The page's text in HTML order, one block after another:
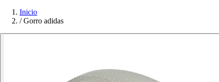
Inicio
/ Gorro adidas